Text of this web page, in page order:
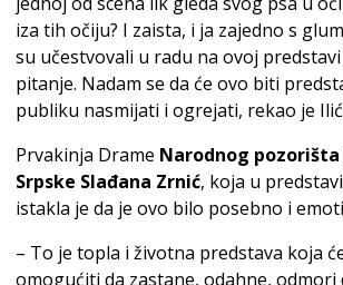
iza tih očiju? I zaista, i ja zajedno s
su učestvovali u radu na ovoj
pitanje. Nadam se da će ovo biti
publiku nasmijati i ogrejati, rekao je
Prvakinja Drame Narodnog pozorišta
Srpske Slađana Zrnić, koja u
istakla je da je ovo bilo posebno i
– To je topla i životna predstava koja
omogućiti da zastane, odahne, odmori